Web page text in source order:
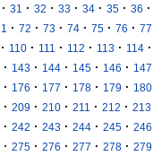
· 31 · 32 · 33 · 34 · 35 · 36 ·
· 72 · 73 · 74 · 75 · 76 · 77
· 110 · 111 · 112 · 113 · 114 ·
· 143 · 144 · 145 · 146 · 147
· 176 · 177 · 178 · 179 · 180
· 209 · 210 · 211 · 212 · 213
· 242 · 243 · 244 · 245 · 246
· 275 · 276 · 277 · 278 · 279